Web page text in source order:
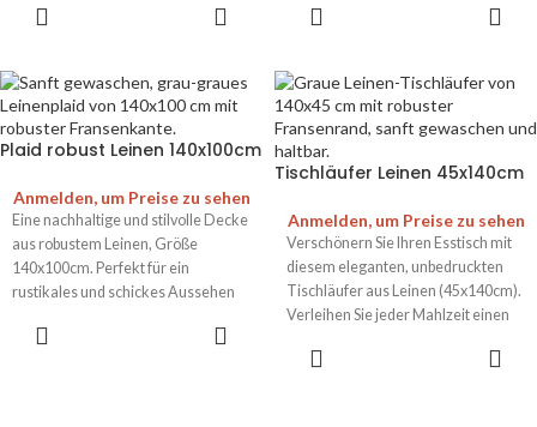
Plaid robust Leinen 140x100cm
Anmelden, um Preise zu sehen
Eine nachhaltige und stilvolle Decke
aus robustem Leinen, Größe
140x100cm. Perfekt für ein
rustikales und schickes Aussehen
Tischläufer Leinen 45x140cm
Anmelden, um Preise zu sehen
Verschönern Sie Ihren Esstisch mit
diesem eleganten, unbedruckten
Tischläufer aus Leinen (45x140cm).
Verleihen Sie jeder Mahlzeit einen